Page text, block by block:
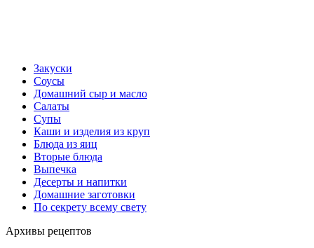
Закуски
Соусы
Домашний сыр и масло
Салаты
Супы
Каши и изделия из круп
Блюда из яиц
Вторые блюда
Выпечка
Десерты и напитки
Домашние заготовки
По секрету всему свету
Архивы рецептов